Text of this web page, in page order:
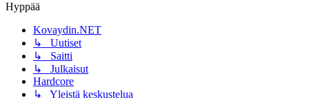
Hyppää
Kovaydin.NET
↳ Uutiset
↳ Saitti
↳ Julkaisut
Hardcore
↳ Yleistä keskustelua